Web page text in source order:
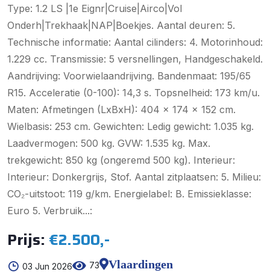
Type: 1.2 LS |1e Eignr|Cruise|Airco|Vol
Onderh|Trekhaak|NAP|Boekjes. Aantal deuren: 5.
Technische informatie: Aantal cilinders: 4. Motorinhoud:
1.229 cc. Transmissie: 5 versnellingen, Handgeschakeld.
Aandrijving: Voorwielaandrijving. Bandenmaat: 195/65
R15. Acceleratie (0-100): 14,3 s. Topsnelheid: 173 km/u.
Maten: Afmetingen (LxBxH): 404 x 174 x 152 cm.
Wielbasis: 253 cm. Gewichten: Ledig gewicht: 1.035 kg.
Laadvermogen: 500 kg. GVW: 1.535 kg. Max.
trekgewicht: 850 kg (ongeremd 500 kg). Interieur:
Interieur: Donkergrijs, Stof. Aantal zitplaatsen: 5. Milieu:
CO₂-uitstoot: 119 g/km. Energielabel: B. Emissieklasse:
Euro 5. Verbruik...:
Prijs: €2.500,-
03 Jun 2026 73
Vlaardingen